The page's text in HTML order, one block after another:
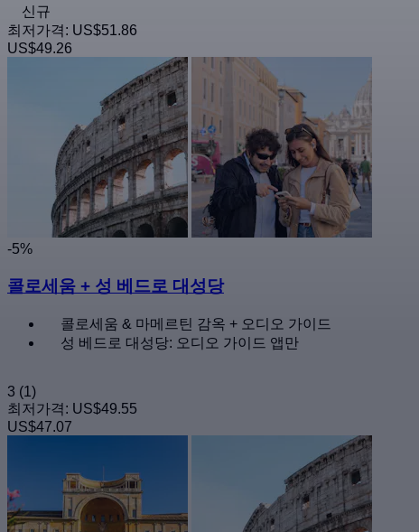
신규
최저가격: US$51.86
US$49.26
-5%
콜로세움 + 성 베드로 대성당
콜로세움 & 마메르틴 감옥 + 오디오 가이드
성 베드로 대성당: 오디오 가이드 앱만
3 (1)
최저가격: US$49.55
US$47.07